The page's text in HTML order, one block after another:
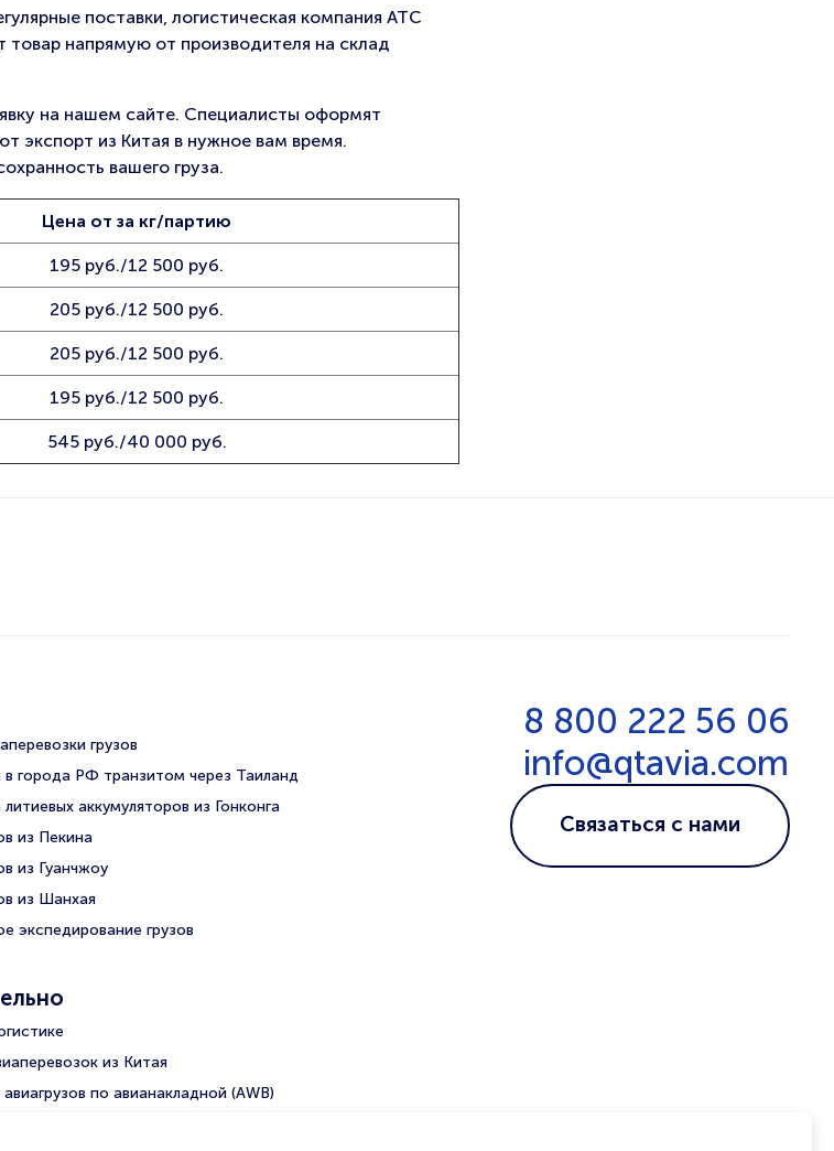
поставки, логистическая компания АТС
напрямую от производителя на склад
на нашем сайте. Специалисты оформят
экспорт из Китая в нужное вам время.
вашего груза.
Цена от за кг/партию
195 руб./12 500 руб.
205 руб./12 500 руб.
205 руб./12 500 руб.
195 руб./12 500 руб.
545 руб./40 000 руб.
грузов
в города РФ транзитом через Таиланд
аккумуляторов из Гонконга
из Пекина
из Гуанчжоу
из Шанхая
экспедирование грузов
из Китая
по авианакладной (AWB)
8 800 222 56 06
info@qtavia.com
Связаться с нами